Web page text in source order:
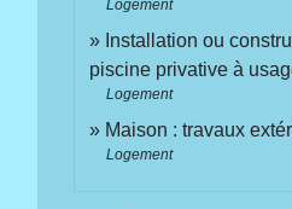
Logement
Installation ou
piscine privative à
Logement
Maison : travaux
Logement